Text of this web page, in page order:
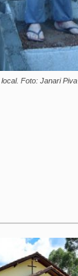
Foto: Janari Piva